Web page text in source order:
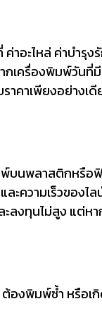
อะไหล่ ค่าบำรุง
ากเครื่องพิมพ์วัน
าคาเพียงอย่างเดี
พ์บนพลาสติกหรือ
ความเร็วของไล
ะลงทุนไม่สูง แต่ห
ต้องพิมพ์ซ้ำ หรือ